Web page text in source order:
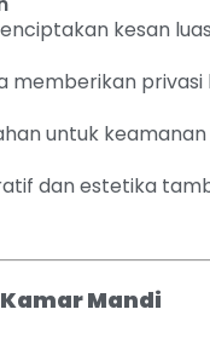
kesan
memberikan privasi
untuk
dan estetika
Mandi